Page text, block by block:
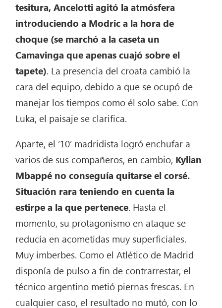
tesitura, Ancelotti agitó la atmósfera
introduciendo a Modric a la hora de
choque (se marchó a la caseta un
Camavinga que apenas cuajó sobre el
tapete). La presencia del croata cambió la
cara del equipo, debido a que se ocupó de
manejar los tiempos como él solo sabe. Con
Luka, el paisaje se clarifica.
Aparte, el ’10’ madridista logró enchufar a
varios de sus compañeros, en cambio, Kylian
Mbappé no conseguía quitarse el corsé.
Situación rara teniendo en cuenta la
estirpe a la que pertenece. Hasta el
momento, su protagonismo en ataque se
reducía en acometidas muy superficiales.
Muy imberbes. Como el Atlético de Madrid
disponía de pulso a fin de contrarrestar, el
técnico argentino metió piernas frescas. En
cualquier caso, el resultado no mutó, con lo